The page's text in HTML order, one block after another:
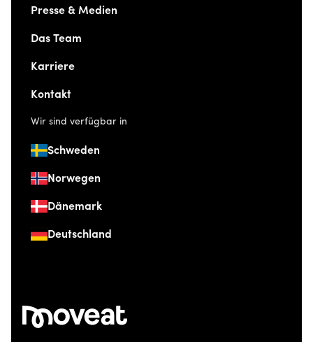
Presse & Medien
Das Team
Karriere
Kontakt
Wir sind verfügbar in
Schweden
Norwegen
Dänemark
Deutschland